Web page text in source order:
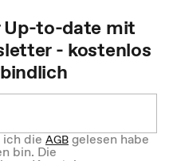
Up-to-date mit
- kostenlos
ich dieAGBgelesen habe
bin. Die